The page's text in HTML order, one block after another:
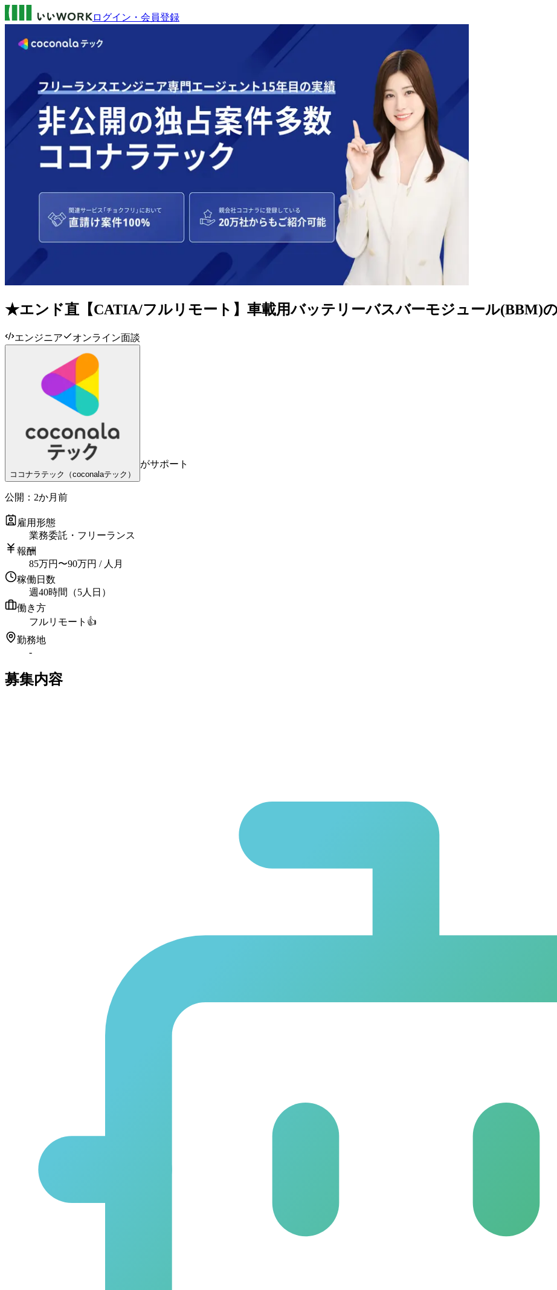
ログイン・会員登録
★エンド直【CATIA/フルリモート】車載用バッテリーバスバーモジュール(BBM)
エンジニア オンライン面談
ココナラテック（coconalaテック）
がサポート
公開： 2か月前
雇用形態
業務委託・フリーランス
報酬
85万円 〜90万円 / 人月
稼働日数
週40時間（5人日）
働き方
フルリモート 👍
勤務地
-
募集内容